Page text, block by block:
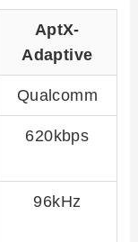
AptX-
Adaptive
Qualcomm
620kbps
96kHz